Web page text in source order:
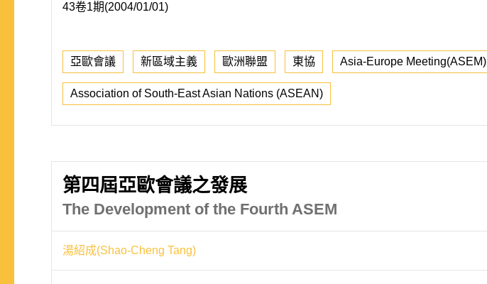
43卷1期(2004/01/01)
亞歐會議 新區域主義 歐洲聯盟 東協 Asia-Europe Meeting(ASEM)
Association of South-East Asian Nations (ASEAN)
第四屆亞歐會議之發展
The Development of the Fourth ASEM
湯紹成(Shao-Cheng Tang)